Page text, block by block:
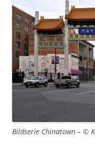
Bildserie Chinatown – ©